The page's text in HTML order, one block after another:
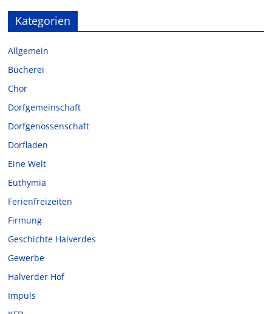
Kategorien
Allgemein
Bücherei
Chor
Dorfgemeinschaft
Dorfgenossenschaft
Dorfladen
Eine Welt
Euthymia
Ferienfreizeiten
Firmung
Geschichte Halverdes
Gewerbe
Halverder Hof
Impuls